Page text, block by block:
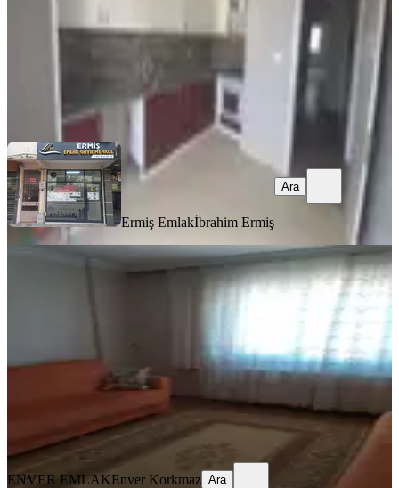
İbrahim Ermiş
Ermiş Emlakİbrahim Ermiş
Ara
Eşyalı Kiralık Daire Eşyalı
Akhisar, Cumhuriyet Mahallesi
25.000 ₺
ENVER EMLAK Enver Korkmaz
Ara
ENVER EMLAKEnver Korkmaz Ara